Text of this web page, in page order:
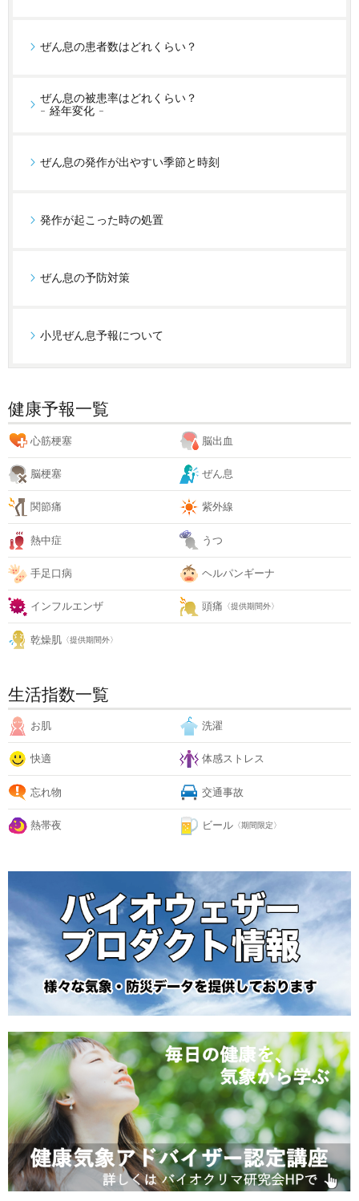
ぜん息の患者数はどれくらい？
ぜん息の被患率はどれくらい？
- 経年変化 -
ぜん息の発作が出やすい季節と時刻
発作が起こった時の処置
ぜん息の予防対策
小児ぜん息予報について
健康予報一覧
心筋梗塞 脳出血
脳梗塞 ぜん息
関節痛 紫外線
熱中症 うつ
手足口病 ヘルパンギーナ
インフルエンザ 頭痛 〈提供期間外〉
乾燥肌 〈提供期間外〉
生活指数一覧
お肌 洗濯
快適 体感ストレス
忘れ物 交通事故
熱帯夜 ビール 〈期間限定〉